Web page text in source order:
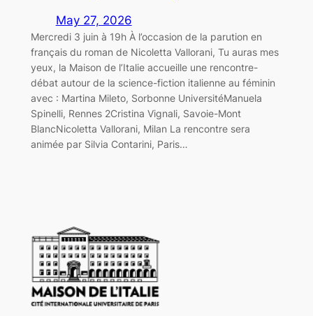
May 27, 2026
Mercredi 3 juin à 19h À l’occasion de la parution en
français du roman de Nicoletta Vallorani, Tu auras mes
yeux, la Maison de l’Italie accueille une rencontre-
débat autour de la science-fiction italienne au féminin
avec : Martina Mileto, Sorbonne UniversitéManuela
Spinelli, Rennes 2Cristina Vignali, Savoie-Mont
BlancNicoletta Vallorani, Milan La rencontre sera
animée par Silvia Contarini, Paris…